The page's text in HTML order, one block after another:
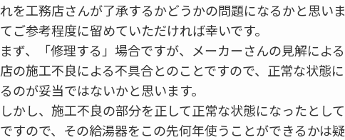
れを工務店さんが了承するかどうかの問題になるかと思い
てご参考程度に留めていただければ幸いです。
まず、「修理する」場合ですが、メーカーさんの見解によ
店の施工不良による不具合とのことですので、正常な状態
るのが妥当ではないかと思います。
しかし、施工不良の部分を正して正常な状態になったとし
ですので、その給湯器をこの先何年使うことができるかは疑